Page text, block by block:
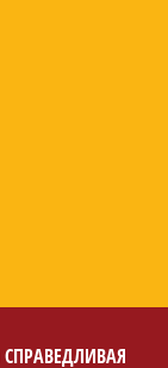
СПРАВЕДЛИВАЯ